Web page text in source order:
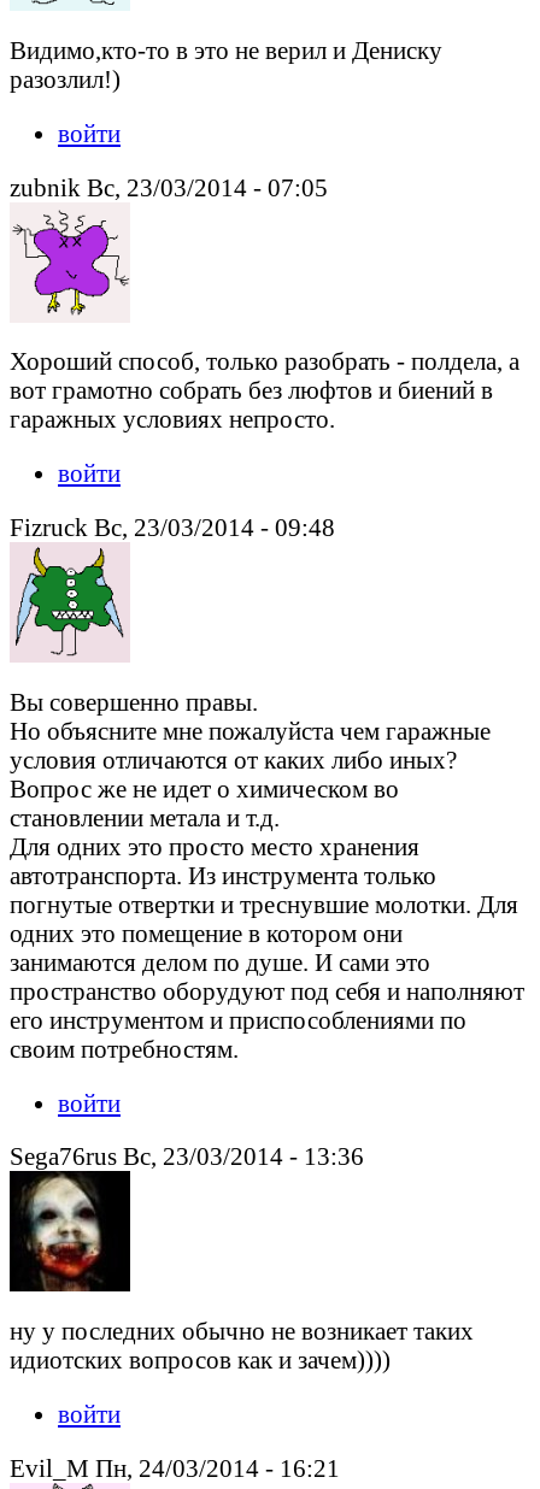
Видимо,кто-то в это не верил и Дениску
разозлил!)
войти
zubnik Вс, 23/03/2014 - 07:05
Хороший способ, только разобрать - полдела, а
вот грамотно собрать без люфтов и биений в
гаражных условиях непросто.
войти
Fizruck Вс, 23/03/2014 - 09:48
Вы совершенно правы.
Но объясните мне пожалуйста чем гаражные
условия отличаются от каких либо иных?
Вопрос же не идет о химическом во
становлении метала и т.д.
Для одних это просто место хранения
автотранспорта. Из инструмента только
погнутые отвертки и треснувшие молотки. Для
одних это помещение в котором они
занимаются делом по душе. И сами это
пространство оборудуют под себя и наполняют
его инструментом и приспособлениями по
своим потребностям.
войти
Sega76rus Вс, 23/03/2014 - 13:36
ну у последних обычно не возникает таких
идиотских вопросов как и зачем))))
войти
Evil_M Пн, 24/03/2014 - 16:21